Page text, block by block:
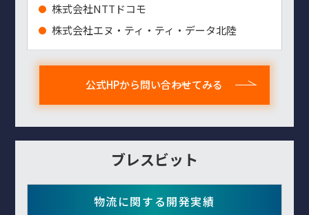
株式会社NTTドコモ
株式会社エヌ・ティ・ティ・データ北陸
公式HPから問い合わせてみる
ブレスビット
物流に関する開発実績